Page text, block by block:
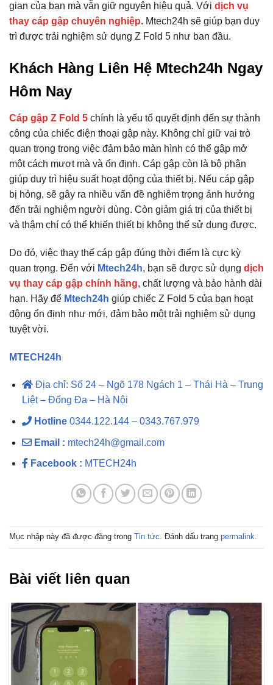
gian của bạn mà vẫn giữ nguyên hiệu quả. Với dịch vụ
thay cáp gập chuyên nghiệp. Mtech24h sẽ giúp bạn duy
trì được trải nghiệm sử dụng Z Fold 5 như ban đầu.
Khách Hàng Liên Hệ Mtech24h Ngay
Hôm Nay
Cáp gập Z Fold 5 chính là yếu tố quyết định đến sự thành
công của chiếc điện thoại gập này. Không chỉ giữ vai trò
quan trọng trong việc đảm bảo màn hình có thể gập mở
một cách mượt mà và ổn định. Cáp gập còn là bộ phận
giúp duy trì hiệu suất hoạt động của thiết bị. Nếu cáp gập
bị hỏng, sẽ gây ra nhiều vấn đề nghiêm trọng ảnh hưởng
đến trải nghiệm người dùng. Còn giảm giá trị của thiết bị
và thậm chí có thể khiến thiết bị không thể sử dụng được.
Do đó, việc thay thế cáp gập đúng thời điểm là cực kỳ
quan trọng. Đến với Mtech24h, bạn sẽ được sử dụng dịch
vụ thay cáp gập chính hãng, chất lượng và bảo hành dài
hạn. Hãy để Mtech24h giúp chiếc Z Fold 5 của bạn hoạt
động ổn định như mới, đảm bảo một trải nghiệm sử dụng
tuyệt vời.
MTECH24h
Địa chỉ: Số 24 – Ngõ 178 Ngách 1 – Thái Hà – Trung
Liệt – Đống Đa – Hà Nội
Hotline0344.122.144 – 0343.767.979
Email : mtech24h@gmail.com
Facebook : MTECH24h
Mục nhập này đã được đăng trong Tin tức. Đánh dấu trang permalink.
Bài viết liên quan